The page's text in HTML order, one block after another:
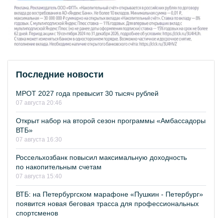
Последние новости
МРОТ 2027 года превысит 30 тысяч рублей
07 августа 20:46
Открыт набор на второй сезон программы «Амбассадоры
ВТБ»
07 августа 16:30
Россельхозбанк повысил максимальную доходность
по накопительным счетам
07 августа 15:40
ВТБ: на Петербургском марафоне «Пушкин - Петербург»
появится новая беговая трасса для профессиональных
спортсменов